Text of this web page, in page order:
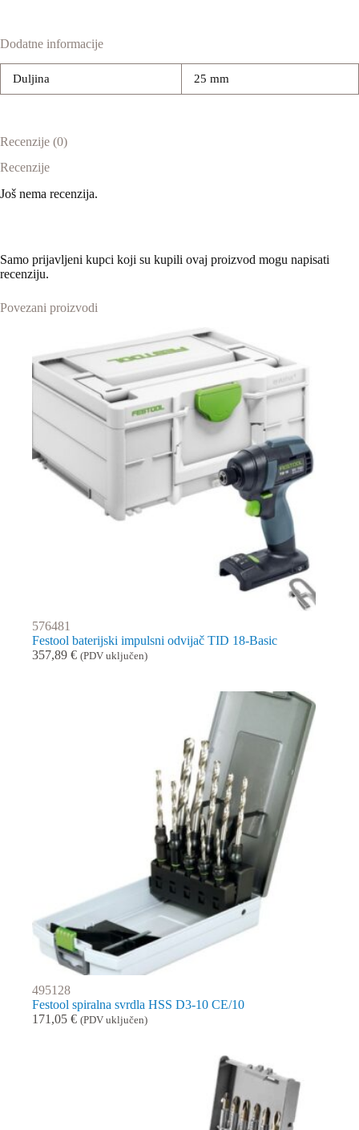
Dodatne informacije
Duljina 25 mm
Recenzije (0)
Recenzije
Još nema recenzija.
Samo prijavljeni kupci koji su kupili ovaj proizvod mogu napisati
recenziju.
Povezani proizvodi
576481
Festool baterijski impulsni odvijač TID 18-Basic
357,89 € (PDV uključen)
495128
Festool spiralna svrdla HSS D3-10 CE/10
171,05 € (PDV uključen)